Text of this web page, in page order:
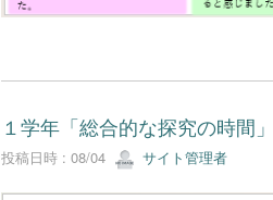
１学年「総合的な探究の時間
投稿日時 : 08/04 サイト管理者